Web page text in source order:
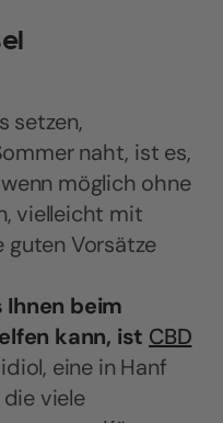
setzen,
naht, ist es,
möglich ohne
vielleicht mit
guten Vorsätze
Ihnen beim
kann, ist CBD
eine in Hanf
viele